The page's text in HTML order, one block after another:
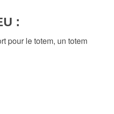
:
pour le totem, un totem